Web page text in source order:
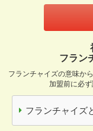
フラン
フランチャイズの意味か
加盟前に必
フランチャイズ